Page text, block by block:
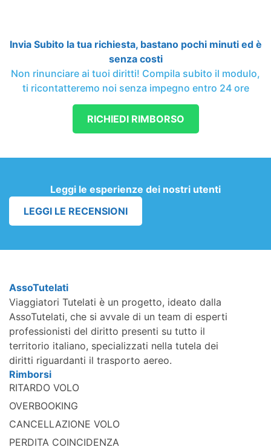
Invia Subito la tua richiesta, bastano pochi minuti ed è
senza costi
Non rinunciare ai tuoi diritti! Compila subito il modulo,
ti ricontatteremo noi senza impegno entro 24 ore
RICHIEDI RIMBORSO
Leggi le esperienze dei nostri utenti
LEGGI LE RECENSIONI
AssoTutelati
Viaggiatori Tutelati è un progetto, ideato dalla
AssoTutelati, che si avvale di un team di esperti
professionisti del diritto presenti su tutto il
territorio italiano, specializzati nella tutela dei
diritti riguardanti il trasporto aereo.
Rimborsi
RITARDO VOLO
OVERBOOKING
CANCELLAZIONE VOLO
PERDITA COINCIDENZA